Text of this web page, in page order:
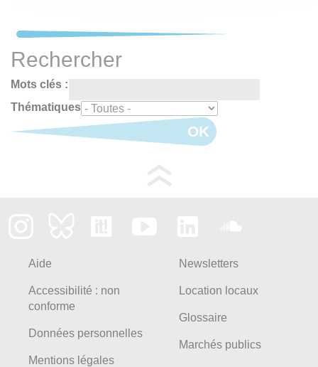
Rechercher
Mots clés :
Thématiques
OK
Aide
Accessibilité : non
conforme
Données personnelles
Mentions légales
Newsletters
Location locaux
Glossaire
Marchés publics